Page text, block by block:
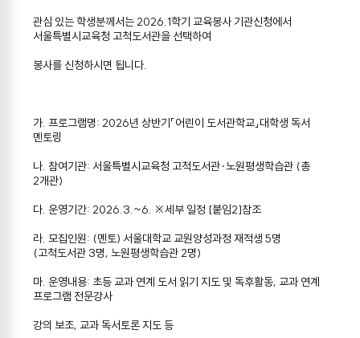
관심 있는 학생분께서는 2026.1학기 교육봉사 기관신청에서
서울특별시교육청 고척도서관을 선택하여
봉사를 신청하시면 됩니다.
가. 프로그램명: 2026년 상반기「어린이 도서관학교」대학생 독서
멘토링
나. 참여기관: 서울특별시교육청 고척도서관·노원평생학습관 (총
2개관)
다. 운영기간: 2026.3.~6. ※세부 일정 [붙임2]참조
라. 모집인원: (멘토) 서울대학교 교원양성과정 재적생 5명
(고척도서관 3명, 노원평생학습관 2명)
마. 운영내용: 초등 교과 연계 도서 읽기 지도 및 독후활동, 교과 연계
프로그램 전문강사
강의 보조, 교과 독서토론 지도 등